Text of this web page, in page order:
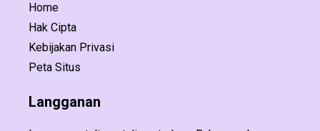
Home
Hak Cipta
Kebijakan Privasi
Peta Situs
Langganan